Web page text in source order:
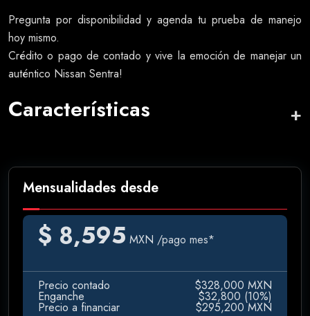
Pregunta por disponibilidad y agenda tu prueba de manejo
hoy mismo.
Crédito o pago de contado y vive la emoción de manejar un
auténtico Nissan Sentra!
Características
Mensualidades desde
$ 8,595 MXN /pago mes*
Precio contado $328,000 MXN
Enganche $32,800 (10%)
Precio a financiar
$295,200 MXN